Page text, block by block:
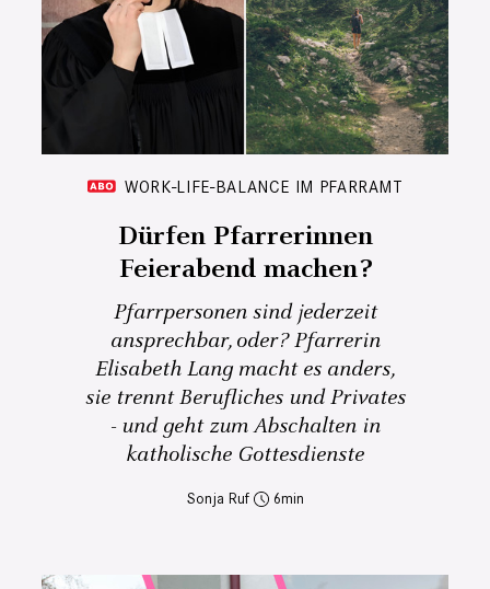
WORK-LIFE-BALANCE IM PFARRAMT
Dürfen Pfarrerinnen
Feierabend machen?
Pfarrpersonen sind jederzeit
ansprechbar, oder? Pfarrerin
Elisabeth Lang macht es anders,
sie trennt Berufliches und Privates
- und geht zum Abschalten in
katholische Gottesdienste
Sonja Ruf 6